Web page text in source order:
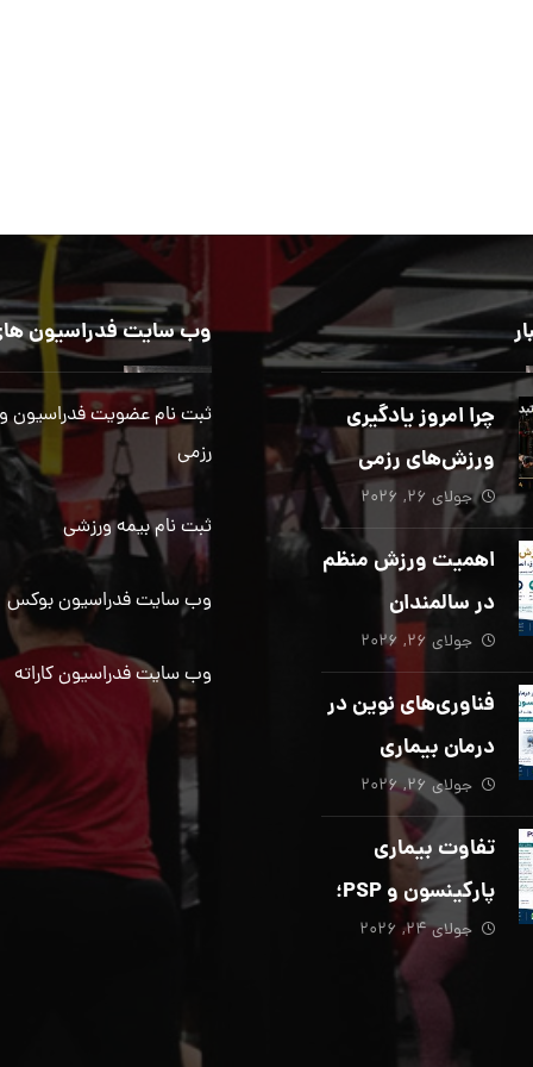
چرا امروز یادگیری
ورزش‌های رزمی
بیش از هر زمان
دیگری ضروری
است؟
جولای ۲۶, ۲۰۲۶
اهمیت ورزش منظم
در سالمندان
جولای ۲۶, ۲۰۲۶
فناوری‌های نوین در
درمان بیماری
پارکینسون؛ از هوش
مصنوعی تا تحریک
عمقی مغز
جولای ۲۶, ۲۰۲۶
تفاوت بیماری
پارکینسون و PSP؛
از تشخیص تا
توانبخشی تخصصی
در منزل_بخش پنجم
جولای ۲۴, ۲۰۲۶
وب سایت فدراسیون
ثبت نام عضویت فدراسیون
رزمی
ثبت نام بیمه ورزشی
وب سایت فدراسیون بوکس
وب سایت فدراسیون کاراته